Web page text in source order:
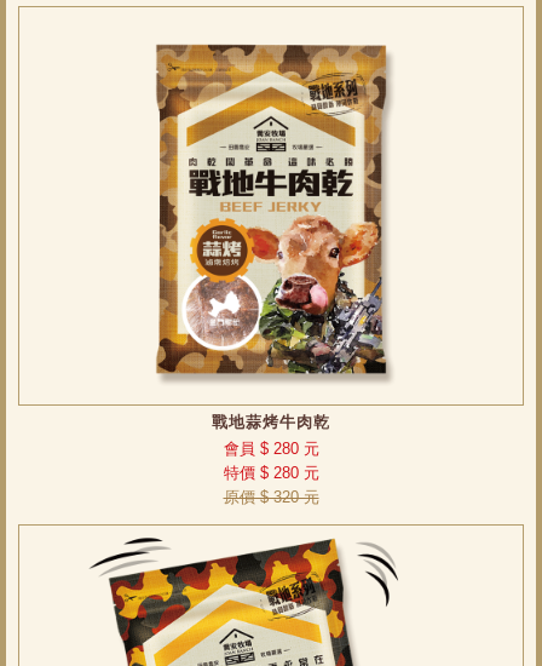
戰地蒜烤牛肉乾
會員 $ 280 元
特價 $ 280 元
原價 $ 320 元